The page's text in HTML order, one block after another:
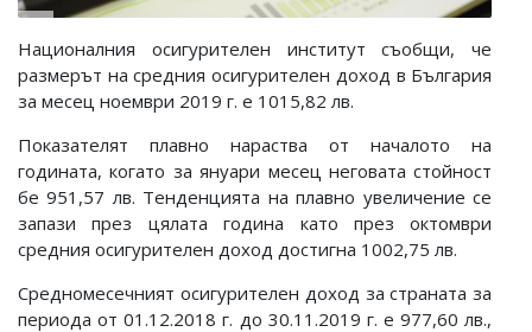
Националния осигурителен институт съобщи, че
размерът на средния осигурителен доход в България
за месец ноември 2019 г. е 1015,82 лв.
Показателят плавно нараства от началото на
годината, когато за януари месец неговата стойност
бе 951,57 лв. Тенденцията на плавно увеличение се
запази през цялата година като през октомври
средния осигурителен доход достигна 1002,75 лв.
Средномесечният осигурителен доход за страната за
периода от 01.12.2018 г. до 30.11.2019 г. е 977,60 лв.,